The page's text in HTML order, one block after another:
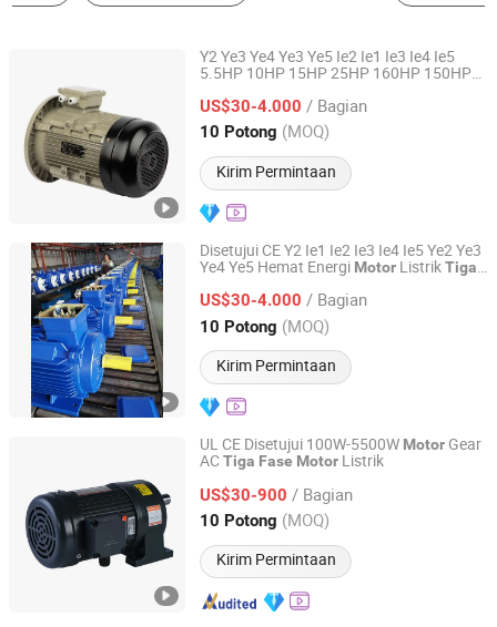
Y2 Ye3 Ye4 Ye3 Ye5 Ie2 Ie1 Ie3 Ie4 Ie5
5.5HP 10HP 15HP 25HP 160HP 150HP
TigaFaseuntuk Pasar Timur Tengah
US$30-4.000 / Bagian
10 Potong (MOQ)
Kirim Permintaan
Zhejiang Quanda Electric motor Co., Ltd.
Zhejiang, China Harga mulai 2020
Disetujui CE Y2 Ie1 Ie2 Ie3 Ie4 Ie5 Ye2 Ye3
Ye4 Ye5 Hemat Energi Motor ListrikTiga
Pemasok (1HP-420HP)
US$30-4.000 / Bagian
10 Potong (MOQ)
Kirim Permintaan
Zhejiang Quanda Electric motor Co., Ltd.
Zhejiang, China Harga mulai 2020
UL CE Disetujui 100W-5500W Motor Gear
ACTiga Fase Motor Listrik
US$30-900 / Bagian
10 Potong (MOQ)
Kirim Permintaan
Taibang Motor Industry Group Co., Ltd.
Zhejiang, China Harga mulai 2017